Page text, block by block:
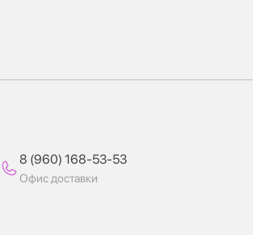
8 (960) 168-53-53
Офис доставки